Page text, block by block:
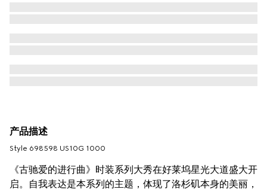
产品描述
Style ‎698598 US10G 1000
《古驰爱的进行曲》时装系列大秀在好莱坞星光大道盛大开
启。自我表达是本系列的主题，体现了洛杉矶本身的美丽，